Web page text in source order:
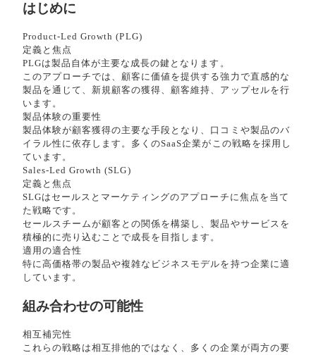
はじめに
Product-Led Growth (PLG)
定義と焦点
PLGは製品自体が主要な成長の鍵となります。
このアプローチでは、顧客に価値を提供する強力で直感的な
製品を通じて、新規顧客の獲得、顧客維持、アップセルを行
います。
製品体験の重要性
製品体験が顧客獲得の主要な手段となり、口コミや製品のバ
イラル性に依存します。多くのSaaS企業がこの戦略を採用し
ています。
Sales-Led Growth (SLG)
定義と焦点
SLGはセールスとマーケティングのアプローチに焦点を当て
た戦略です。
セールスチームが顧客との関係を構築し、製品やサービスを
積極的に売り込むことで成長を目指します。
適用の適合性
特に高価格帯の製品や複雑なビジネスモデルを持つ企業に適
しています。
組み合わせの可能性
相互補完性
これらの戦略は相互排他的ではなく、多くの企業が両方の要